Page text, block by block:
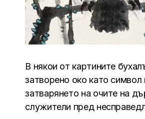
В някои от картините
затворено око като символ
затварянето на очите на
служители пред